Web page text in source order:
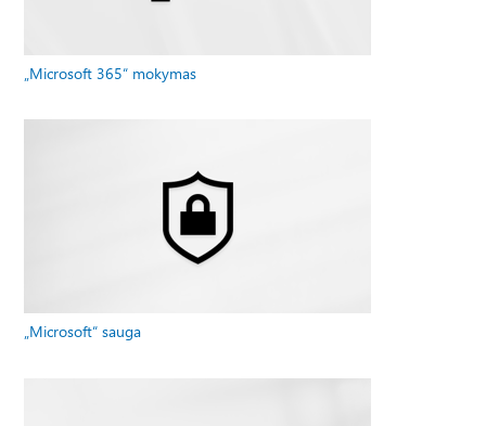
„Microsoft 365“ mokymas
„Microsoft“ sauga